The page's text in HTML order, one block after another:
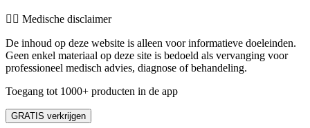
👨‍⚕️️ Medische disclaimer
De inhoud op deze website is alleen voor informatieve doeleinden.
Geen enkel materiaal op deze site is bedoeld als vervanging voor
professioneel medisch advies, diagnose of behandeling.
Toegang tot 1000+ producten in de app
GRATIS verkrijgen